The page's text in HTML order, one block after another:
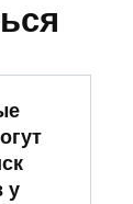
у